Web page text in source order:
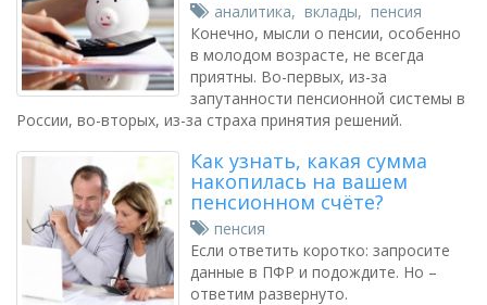
аналитика, вклады, пенсия
Конечно, мысли о пенсии, особенно
в молодом возрасте, не всегда
приятны. Во-первых, из-за
запутанности пенсионной системы в
России, во-вторых, из-за страха принятия решений.
Как узнать, какая сумма
накопилась на вашем
пенсионном счёте?
пенсия
Если ответить коротко: запросите
данные в ПФР и подождите. Но –
ответим развернуто.